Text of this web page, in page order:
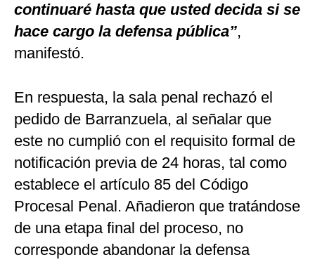
continuaré hasta que usted decida si se
hace cargo la defensa pública”,
manifestó.
En respuesta, la sala penal rechazó el
pedido de Barranzuela, al señalar que
este no cumplió con el requisito formal de
notificación previa de 24 horas, tal como
establece el artículo 85 del Código
Procesal Penal. Añadieron que tratándose
de una etapa final del proceso, no
corresponde abandonar la defensa